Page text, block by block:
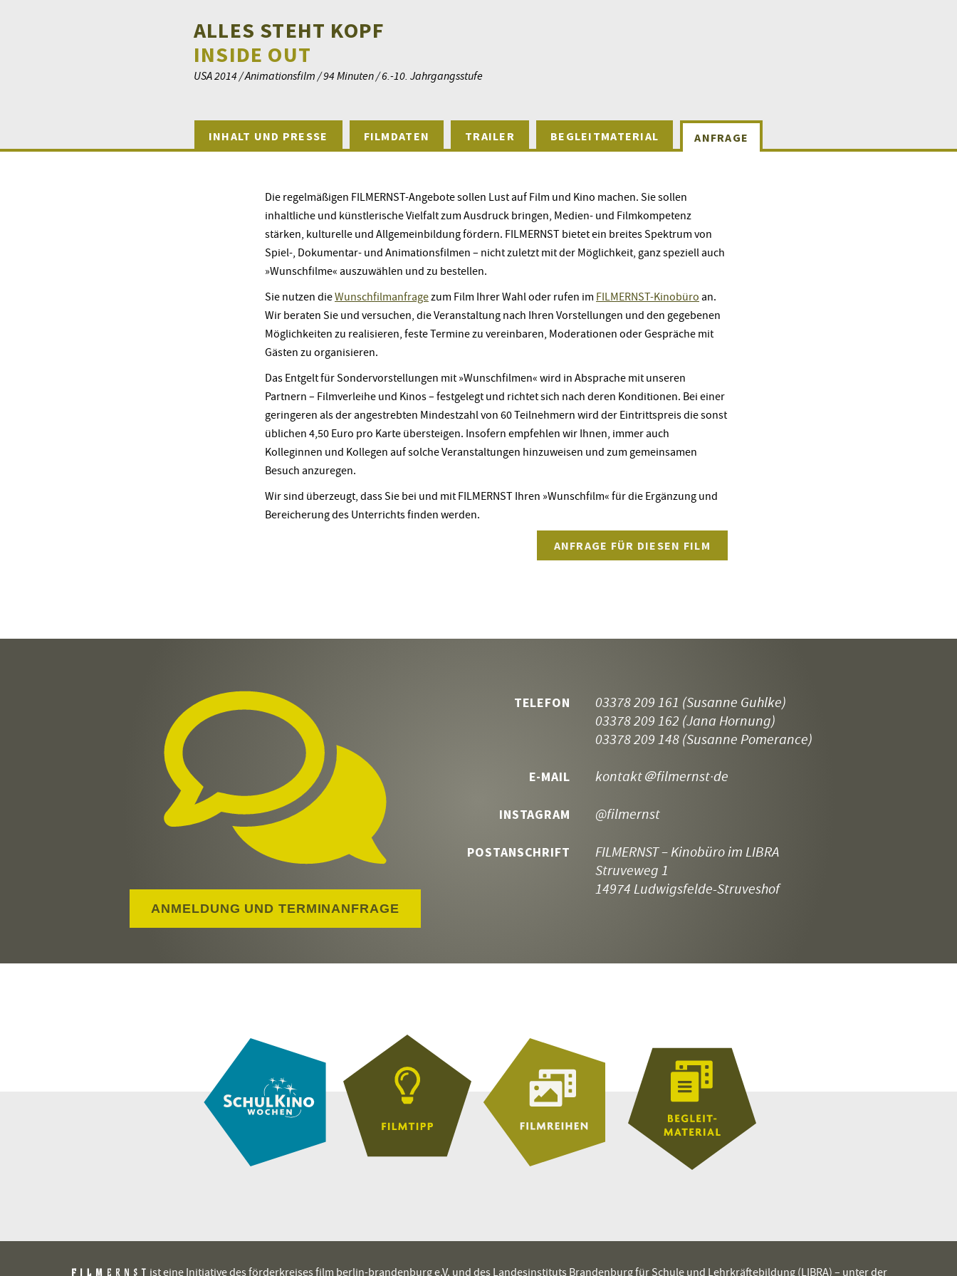
ALLES STEHT KOPF
INSIDE OUT
USA 2014 / Animationsfilm / 94 Minuten / 6.-10. Jahrgangsstufe
INHALT UND PRESSE FILMDATEN TRAILER BEGLEITMATERIAL ANFRAGE
Die regelmäßigen FILMERNST-Angebote sollen Lust auf Film und Kino machen. Sie sollen
inhaltliche und künstlerische Vielfalt zum Ausdruck bringen, Medien- und Filmkompetenz
stärken, kulturelle und Allgemeinbildung fördern. FILMERNST bietet ein breites Spektrum von
Spiel-, Dokumentar- und Animationsfilmen – nicht zuletzt mit der Möglichkeit, ganz speziell auch
»Wunschfilme« auszuwählen und zu bestellen.
Sie nutzen dieWunschfilmanfragezum Film Ihrer Wahl oder rufen im FILMERNST-Kinobüro an.
Wir beraten Sie und versuchen, die Veranstaltung nach Ihren Vorstellungen und den gegebenen
Möglichkeiten zu realisieren, feste Termine zu vereinbaren, Moderationen oder Gespräche mit
Gästen zu organisieren.
Das Entgelt für Sondervorstellungen mit »Wunschfilmen« wird in Absprache mit unseren
Partnern – Filmverleihe und Kinos – festgelegt und richtet sich nach deren Konditionen. Bei einer
geringeren als der angestrebten Mindestzahl von 60 Teilnehmern wird der Eintrittspreis die sonst
üblichen 4,50 Euro pro Karte übersteigen. Insofern empfehlen wir Ihnen, immer auch
Kolleginnen und Kollegen auf solche Veranstaltungen hinzuweisen und zum gemeinsamen
Besuch anzuregen.
Wir sind überzeugt, dass Sie bei und mit FILMERNST Ihren »Wunschfilm« für die Ergänzung und
Bereicherung des Unterrichts finden werden.
ANFRAGE FÜR DIESEN FILM
ANMELDUNG UND TERMINANFRAGE
TELEFON 03378 209 161 (Susanne Guhlke)
03378 209 162 (Jana Hornung)
03378 209 148(Susanne Pomerance)
E-MAIL kontakt＠filmernst·de
INSTAGRAM @filmernst
POSTANSCHRIFT
FILMERNST – Kinobüro im LIBRA
Struveweg 1
14974 Ludwigsfelde-Struveshof
ist eine Initiative des förderkreises film berlin-brandenburg e.V. und des Landesinstituts Brandenburg für Schule und Lehrkräftebildung (LIBRA) – unter der